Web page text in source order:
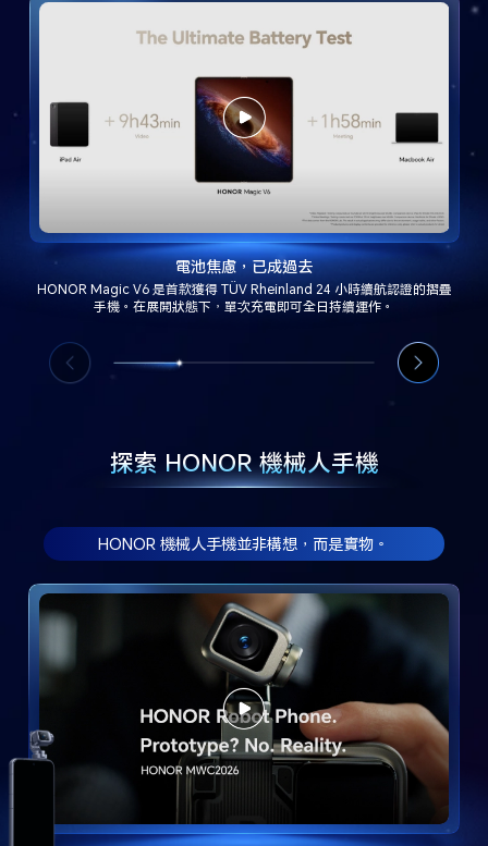
電池焦慮，已成過去
HONOR Magic V6 是首款獲得 TÜV Rheinland 24 小時續航認證的摺疊
手機。在展開狀態下，單次充電即可全日持續運作。
探索 HONOR 機械人手機
HONOR 機械人手機並非構想，而是實物。